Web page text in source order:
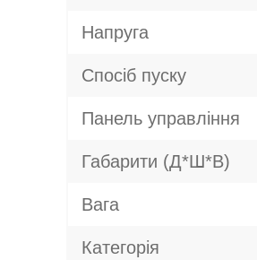
Напруга
Спосіб пуску
Панель управління
Габарити (Д*Ш*В)
Вага
Категорія